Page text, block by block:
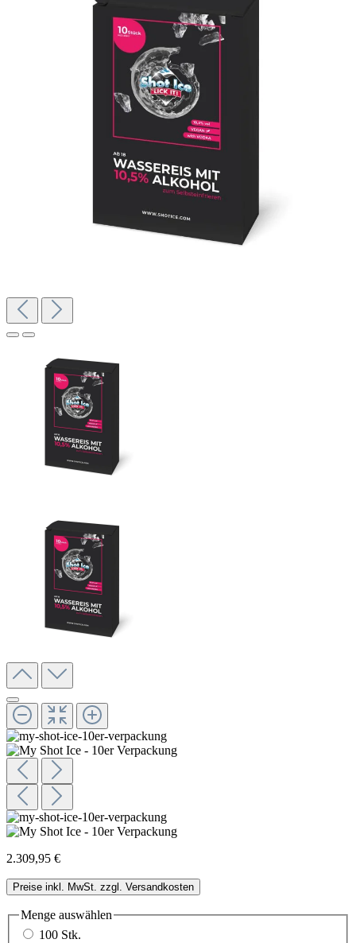
2.309,95 €
Preise inkl. MwSt. zzgl. Versandkosten
Menge auswählen
100 Stk.